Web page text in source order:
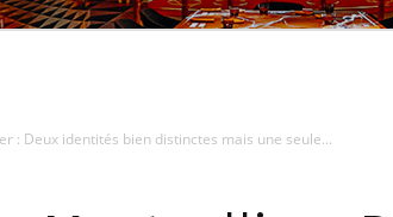
: Deux identités bien distinctes mais une seule...